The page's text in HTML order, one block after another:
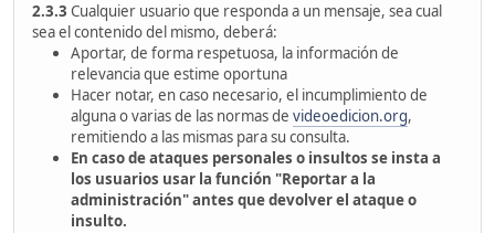
2.3.3 Cualquier usuario que responda a un mensaje, sea cual
sea el contenido del mismo, deberá:
Aportar, de forma respetuosa, la información de
relevancia que estime oportuna
Hacer notar, en caso necesario, el incumplimiento de
alguna o varias de las normas de videoedicion.org,
remitiendo a las mismas para su consulta.
En caso de ataques personales o insultos se insta a
los usuarios usar la función "Reportar a la
administración" antes que devolver el ataque o
insulto.